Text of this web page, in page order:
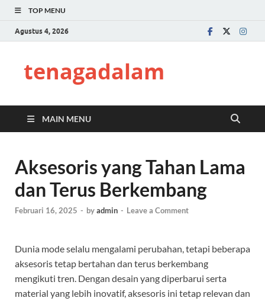
TOP MENU
Agustus 4, 2026
tenagadalam
MAIN MENU
Aksesoris yang Tahan Lama
dan Terus Berkembang
Februari 16, 2025 - byadmin - Leave a Comment
Dunia mode selalu mengalami perubahan, tetapi beberapa
aksesoris tetap bertahan dan terus berkembang
mengikuti tren. Dengan desain yang diperbarui serta
material yang lebih inovatif, aksesoris ini tetap relevan dan